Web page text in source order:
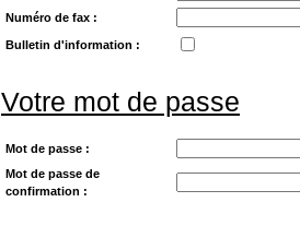
Numéro de fax :
Bulletin d'information :
Votre mot de passe
Mot de passe :
Mot de passe de
confirmation :